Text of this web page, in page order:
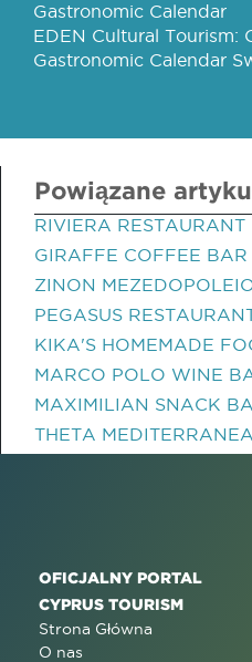
Gastronomic Calendar
EDEN Cultural Tourism:
Gastronomic Calendar
Powiązane
RIVIERA RESTAURANT
GIRAFFE COFFEE BAR
ZINON
PEGASUS
KIKA'S HOMEMADE
MARCO POLO WINE
MAXIMILIAN SNACK
THETA
OFICJALNY PORTAL
CYPRUS TOURISM
Strona Główna
O nas